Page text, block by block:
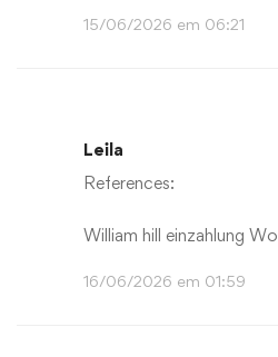
15/06/2026 em 06:21
Leila
References:
William hill einzahlung
16/06/2026 em 01:59